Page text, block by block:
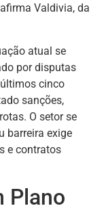
Valdivia, da
atual se
por disputas
cinco
sanções,
O setor se
barreira exige
e contratos
Plano